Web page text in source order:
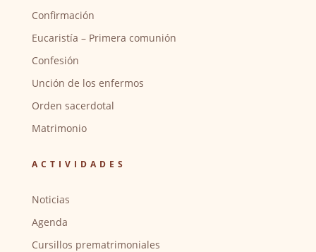
Confirmación
Eucaristía – Primera comunión
Confesión
Unción de los enfermos
Orden sacerdotal
Matrimonio
ACTIVIDADES
Noticias
Agenda
Cursillos prematrimoniales